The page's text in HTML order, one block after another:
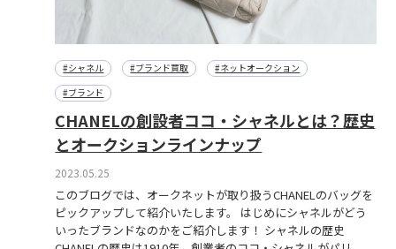
#シャネル #ブランド買取
#ネットオークション
#ブランド
CHANELの創設者ココ・シャネルとは？歴史
とオークションラインナップ
2023.05.25
このブログでは、オークネットが取り扱うCHANELのバッグを
ピックアップして紹介いたします。 はじめにシャネルがどう
いったブランドなのかをご紹介します！ シャネルの歴史